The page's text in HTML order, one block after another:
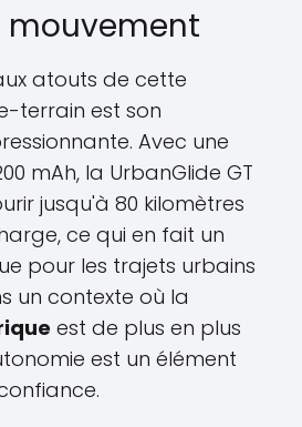
mouvement
atouts de cette
terrain est son
Avec une
mAh, la UrbanGlide GT
jusqu'à 80 kilomètres
ce qui en fait un
pour les trajets urbains
un contexte où la
est de plus en plus
est un élément